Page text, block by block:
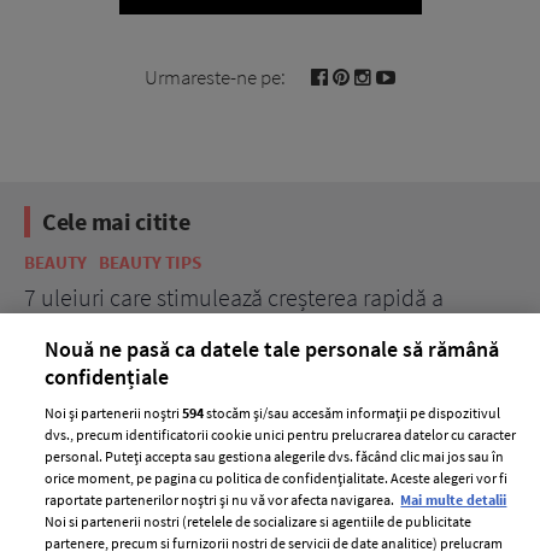
Urmareste-ne pe:
Cele mai citite
BEAUTY BEAUTY TIPS
7 uleiuri care stimulează creșterea rapidă a
Nouă ne pasă ca datele tale personale să rămână
confidențiale
Noi și partenerii noștri594stocăm și/sau accesăm informații pe dispozitivul
dvs., precum identificatorii cookie unici pentru prelucrarea datelor cu caracter
personal. Puteți accepta sau gestiona alegerile dvs. făcând clic mai jos sau în
orice moment, pe pagina cu politica de confidențialitate. Aceste alegeri vor fi
raportate partenerilor noștri și nu vă vor afecta navigarea. Mai multe detalii
Noi si partenerii nostri (retelele de socializare si agentiile de publicitate
partenere, precum si furnizorii nostri de servicii de date analitice) prelucram